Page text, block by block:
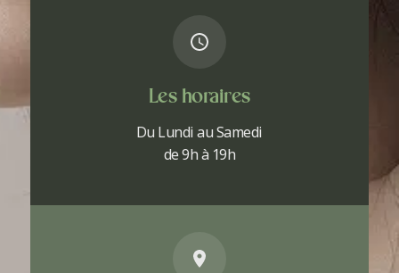
Les horaires
Du Lundi au Samedi
de 9h à 19h